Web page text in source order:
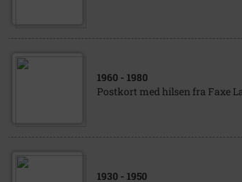
1960 - 1980
Postkort med hilsen fra Faxe
1930 - 1950